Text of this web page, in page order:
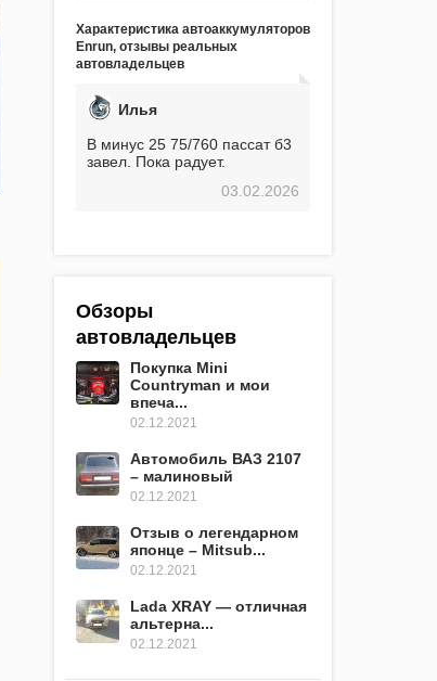
прогревался, чтобы избежать
проблем. И тем не менее, за
весь период использования
связанной с аккумулятором.
Прекрасный аккумулятор!
Недавно установил новый
АКОМ + EFB 75. Судя по
характеристикам, он даже
превосходит предыдущую
Характеристика автоаккумуляторов
Enrun, отзывы реальных
автовладельцев
Илья
В минус 25 75/760 пассат б3
завел. Пока радует.
03.02.2026
Обзоры
автовладельцев
Покупка Mini
Countryman и мои
впеча...
02.12.2021
Автомобиль ВАЗ 2107
– малиновый
02.12.2021
Отзыв о легендарном
японце – Mitsub...
02.12.2021
Lada XRAY — отличная
альтерна...
02.12.2021